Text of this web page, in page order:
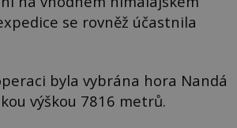
se rovněž účastnila
byla vybrána hora Nandá
výškou 7816 metrů.